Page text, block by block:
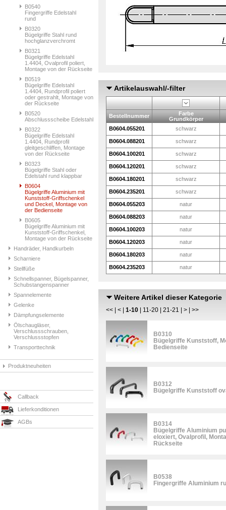
B0540
Fingergriffe Edelstahl
rund
B0320
Bügelgriffe Stahl rund
hochglanzverchromt
B0321
Bügelgriffe Edelstahl
1.4404, Ovalprofil poliert,
Montage von der Rückseite
B0519
Bügelgriffe Edelstahl
1.4404, Rundprofil poliert
oder gestrahlt, Montage von
der Rückseite
B0520
Abschlussscheibe Edelstahl
B0322
Bügelgriffe Edelstahl
1.4404, Rundprofil
gleitgeschliffen, Montage
von der Rückseite
B0323
Bügelgriffe Stahl oder
Edelstahl rund klappbar
B0604
Bügelgriffe Aluminium mit
Kunststoff-Griffschenkel
und Deckel, Montage von
der Bedienseite
B0605
Bügelgriffe Aluminium mit
Kunststoff-Griffschenkel,
Montage von der Rückseite
Handräder, Handkurbeln
Scharniere
Stellfüße
Schnellspanner, Bügelspanner,
Schubstangenspanner
Spannelemente
Gelenke
Dämpfungselemente
Ölschaugläser,
Verschlussschrauben,
Verschlussstopfen
Transporttechnik
Produktneuheiten
Callback
Lieferkonditionen
AGBs
Artikelauswahl/-filter
Bestellnummer
Farbe
Grundkörper
B0604.055201
schwarz
B0604.088201 schwarz
B0604.100201 schwarz
B0604.120201 schwarz
B0604.180201 schwarz
B0604.235201 schwarz
B0604.055203 natur
B0604.088203 natur
B0604.100203 natur
B0604.120203 natur
B0604.180203 natur
B0604.235203 natur
Weitere Artikel dieser Kategorie
<< < 1-10 11-20 21-21 > >>
B0310
Bügelgriffe Kunststoff,
Bedienseite
B0312
Bügelgriffe Kunststoff
B0314
Bügelgriffe Aluminium
eloxiert, Ovalprofil,
Rückseite
B0538
Fingergriffe Aluminium